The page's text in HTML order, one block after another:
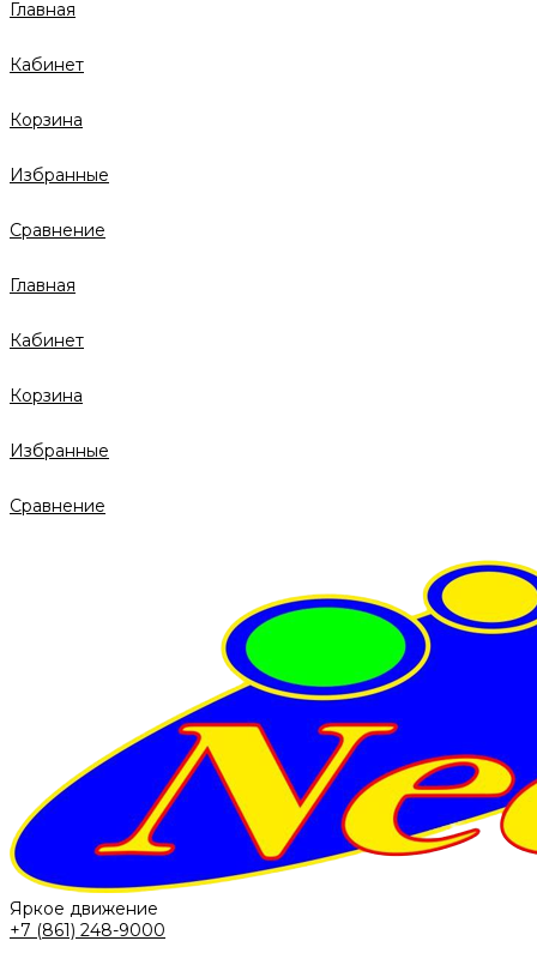
Главная
Кабинет
Корзина
Избранные
Сравнение
Главная
Кабинет
Корзина
Избранные
Сравнение
Яркое движение
+7 (861) 248-9000